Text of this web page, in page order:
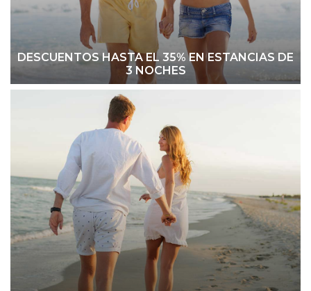
DESCUENTOS HASTA EL 35% EN ESTANCIAS DE
3 NOCHES